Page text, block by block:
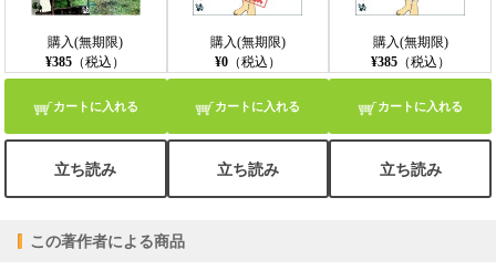
購入(無期限)
¥385 （税込）
カートに入れる
立ち読み
購入(無期限)
¥0（税込）
カートに入れる
立ち読み
購入(無期限)
¥385（税込）
カートに入れる
立ち読み
この著作者による商品